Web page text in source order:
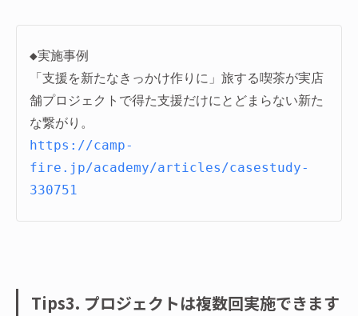
◆実施事例
「支援を新たなきっかけ作りに」旅する喫茶が実店
舗プロジェクトで得た支援だけにとどまらない新た
https://camp-
fire.jp/academy/articles/casestudy-
330751
Tips3. プロジェクトは複数回実施できます